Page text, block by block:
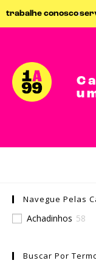
trabalhe conosco
Navegue Pelas
Achadinhos 58
Buscar Por